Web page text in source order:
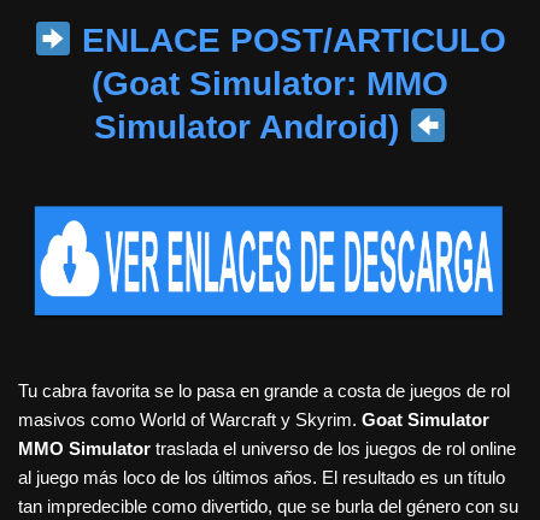
ENLACE POST/ARTICULO
(Goat Simulator: MMO
Simulator Android)
Tu cabra favorita se lo pasa en grande a costa de juegos de rol
masivos como World of Warcraft y Skyrim. Goat Simulator
MMO Simulator traslada el universo de los juegos de rol online
al juego más loco de los últimos años. El resultado es un título
tan impredecible como divertido, que se burla del género con su